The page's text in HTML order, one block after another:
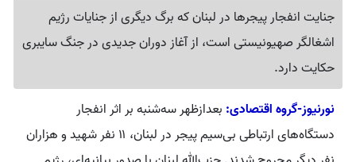
جنایت انفجار پیجرها در لبنان که برگ دیگری از جنایات رژیم
اشغالگر صهیونیستی است، از آغاز دوران جدیدی در جنگ سایبری
حکایت دارد.
نورنیوز-گروه اقتصادی: بعدازظهر سه‌شنبه بر اثر انفجار
دستگاه‌های ارتباطی بی‌سیم پیجر در لبنان، ۱۱ نفر شهید و هزاران